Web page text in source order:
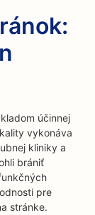
účinnej
vykonáva
kliniky a
brániť
pre
stránke.